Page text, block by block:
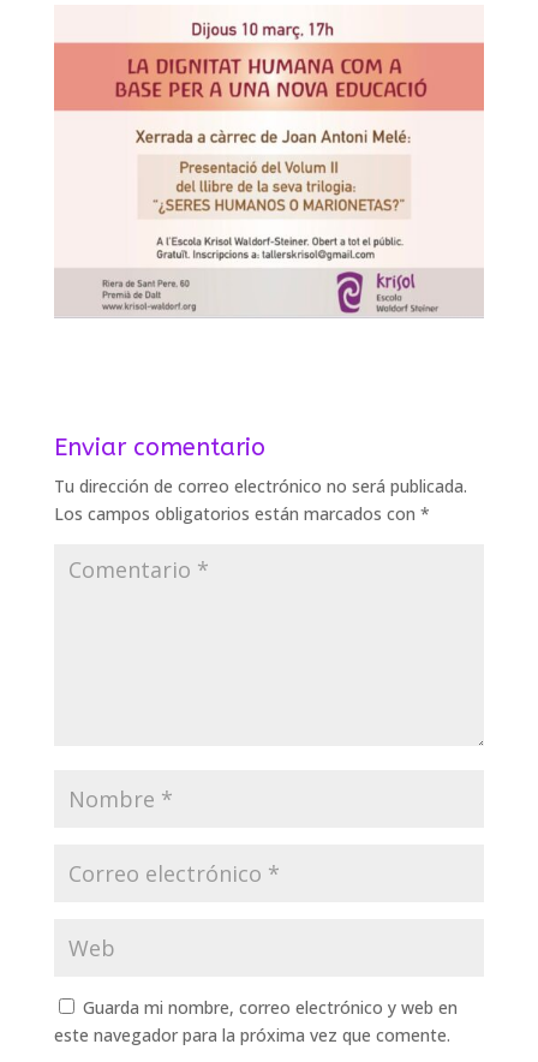
Enviar comentario
Tu dirección de correo electrónico no será publicada.
Los campos obligatorios están marcados con *
Guarda mi nombre, correo electrónico y web en
este navegador para la próxima vez que comente.